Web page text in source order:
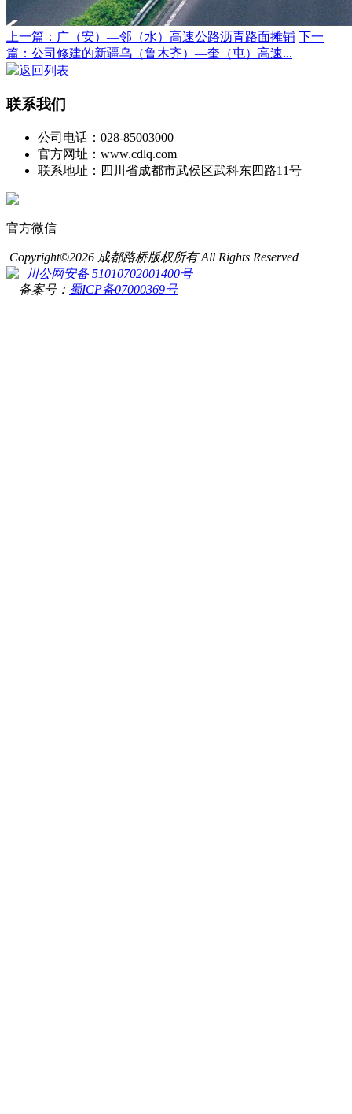
上一篇：广（安）—邻（水）高速公路沥青路面摊铺 下一
篇：公司修建的新疆乌（鲁木齐）—奎（屯）高速...
返回列表
联系我们
公司电话：028-85003000
官方网址：www.cdlq.com
联系地址：四川省成都市武侯区武科东四路11号
官方微信
Copyright©2026 成都路桥版权所有 All Rights Reserved
川公网安备 51010702001400号
备案号： 蜀ICP备07000369号